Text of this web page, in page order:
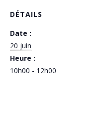
DÉTAILS
Date :
20 juin
Heure :
10h00 - 12h00